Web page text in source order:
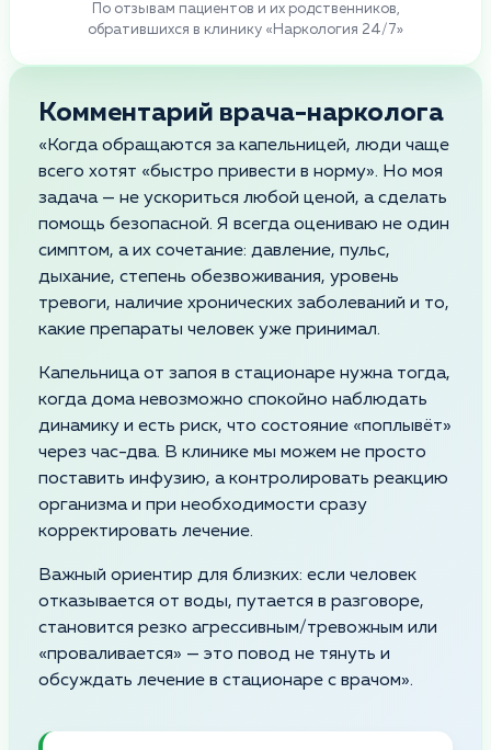
По отзывам пациентов и их родственников,
обратившихся в клинику «Наркология 24/7»
Комментарий врача-нарколога
«Когда обращаются за капельницей, люди чаще
всего хотят «быстро привести в норму». Но моя
задача — не ускориться любой ценой, а сделать
помощь безопасной. Я всегда оцениваю не один
симптом, а их сочетание: давление, пульс,
дыхание, степень обезвоживания, уровень
тревоги, наличие хронических заболеваний и то,
какие препараты человек уже принимал.
Капельница от запоя в стационаре нужна тогда,
когда дома невозможно спокойно наблюдать
динамику и есть риск, что состояние «поплывёт»
через час-два. В клинике мы можем не просто
поставить инфузию, а контролировать реакцию
организма и при необходимости сразу
корректировать лечение.
Важный ориентир для близких: если человек
отказывается от воды, путается в разговоре,
становится резко агрессивным/тревожным или
«проваливается» — это повод не тянуть и
обсуждать лечение в стационаре с врачом».